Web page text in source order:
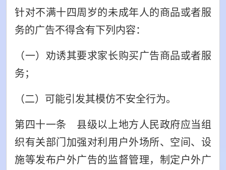
针对不满十四周岁的未成年人的商品或者服
务的广告不得含有下列内容：
（一）劝诱其要求家长购买广告商品或者服
务；
（二）可能引发其模仿不安全行为。
第四十一条 县级以上地方人民政府应当组
织有关部门加强对利用户外场所、空间、设
施等发布户外广告的监督管理，制定户外广